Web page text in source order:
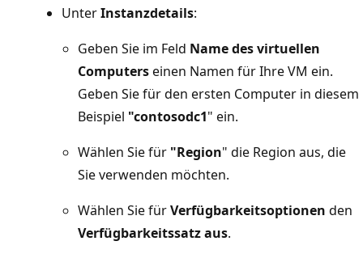
UnterInstanzdetails:
Geben Sie im Feld Name des virtuellen
Computerseinen Namen für Ihre VM ein.
Geben Sie für den ersten Computer in diesem
Beispiel "contosodc1" ein.
Wählen Sie für "Region" die Region aus, die
Sie verwenden möchten.
Wählen Sie fürVerfügbarkeitsoptionen den
Verfügbarkeitssatz aus.